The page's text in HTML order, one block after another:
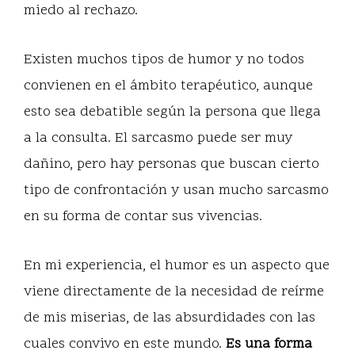
miedo al rechazo.
Existen muchos tipos de humor y no todos
convienen en el ámbito terapéutico, aunque
esto sea debatible según la persona que llega
a la consulta. El sarcasmo puede ser muy
dañino, pero hay personas que buscan cierto
tipo de confrontación y usan mucho sarcasmo
en su forma de contar sus vivencias.
En mi experiencia, el humor es un aspecto que
viene directamente de la necesidad de reírme
de mis miserias, de las absurdidades con las
cuales convivo en este mundo. Es una forma